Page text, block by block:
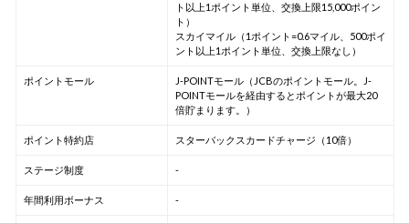
ト以上1ポイント単位、交換上限15,000ポイン
ト）
スカイマイル（1ポイント=0.6マイル、500ポイ
ント以上1ポイント単位、交換上限なし）
ポイントモール
J-POINTモール（JCBのポイントモール。J-
POINTモールを経由するとポイントが最大20
倍貯まります。）
ポイント特約店 スターバックスカードチャージ（10倍）
ステージ制度 -
年間利用ボーナス -